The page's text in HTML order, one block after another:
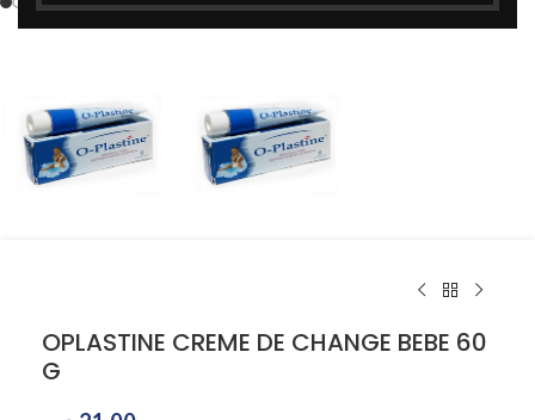
OPLASTINE CREME DE CHANGE BEBE 60
G